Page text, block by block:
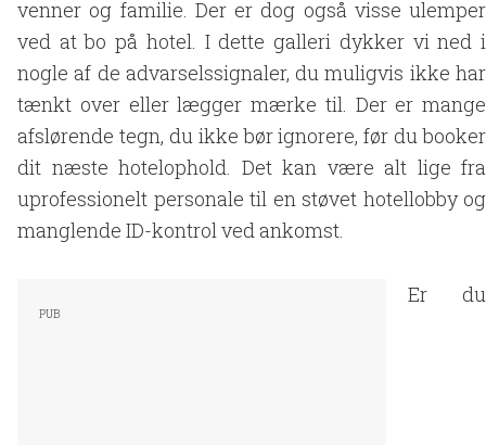
venner og familie. Der er dog også visse ulemper
ved at bo på hotel. I dette galleri dykker vi ned i
nogle af de advarselssignaler, du muligvis ikke har
tænkt over eller lægger mærke til. Der er mange
afslørende tegn, du ikke bør ignorere, før du booker
dit næste hotelophold. Det kan være alt lige fra
uprofessionelt personale til en støvet hotellobby og
manglende ID-kontrol ved ankomst.
Er du